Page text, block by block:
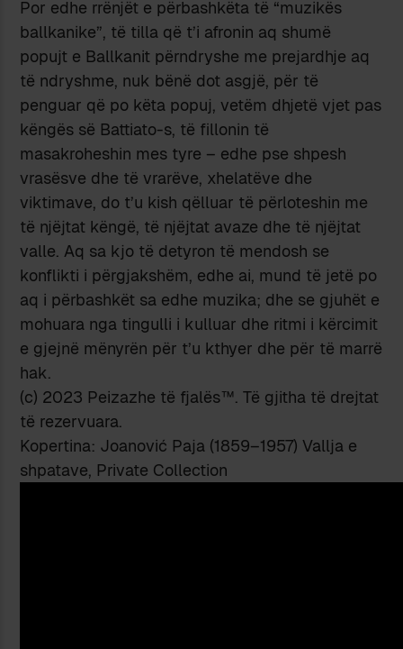
Por edhe rrënjët e përbashkëta të “muzikës
ballkanike”, të tilla që t’i afronin aq shumë
popujt e Ballkanit përndryshe me prejardhje aq
të ndryshme, nuk bënë dot asgjë, për të
penguar që po këta popuj, vetëm dhjetë vjet pas
këngës së Battiato-s, të fillonin të
masakroheshin mes tyre – edhe pse shpesh
vrasësve dhe të vrarëve, xhelatëve dhe
viktimave, do t’u kish qëlluar të përloteshin me
të njëjtat këngë, të njëjtat avaze dhe të njëjtat
valle. Aq sa kjo të detyron të mendosh se
konflikti i përgjakshëm, edhe ai, mund të jetë po
aq i përbashkët sa edhe muzika; dhe se gjuhët e
mohuara nga tingulli i kulluar dhe ritmi i kërcimit
e gjejnë mënyrën për t’u kthyer dhe për të marrë
hak.
(c) 2023 Peizazhe të fjalës™. Të gjitha të drejtat
të rezervuara.
Kopertina: Joanović Paja (1859–1957) Vallja e
shpatave, Private Collection